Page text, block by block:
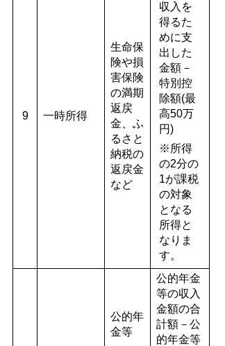
9 一時所得
生命保
険や損
害保険
の満期
返戻
金、ふ
るさと
納税の
返戻金
など
収入を
得るた
めに支
出した
金額－
特別控
除額(最
高50万
円)
※所得
の2分の
1が課税
の対象
となる
所得と
なりま
す。
公的年
金等
公的年金
等の収入
金額の合
計額－公
的年金等